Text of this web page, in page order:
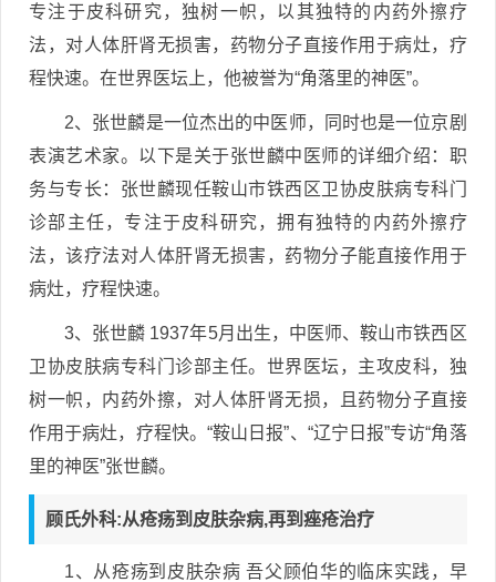
专注于皮科研究，独树一帜，以其独特的内药外擦疗
法，对人体肝肾无损害，药物分子直接作用于病灶，疗
程快速。在世界医坛上，他被誉为“角落里的神医”。
2、张世麟是一位杰出的中医师，同时也是一位京剧
表演艺术家。以下是关于张世麟中医师的详细介绍：职
务与专长：张世麟现任鞍山市铁西区卫协皮肤病专科门
诊部主任，专注于皮科研究，拥有独特的内药外擦疗
法，该疗法对人体肝肾无损害，药物分子能直接作用于
病灶，疗程快速。
3、张世麟 1937年5月出生，中医师、鞍山市铁西区
卫协皮肤病专科门诊部主任。世界医坛，主攻皮科，独
树一帜，内药外擦，对人体肝肾无损，且药物分子直接
作用于病灶，疗程快。“鞍山日报”、“辽宁日报”专访“角落
里的神医”张世麟。
顾氏外科:从疮疡到皮肤杂病,再到痤疮治疗
1、从疮疡到皮肤杂病 吾父顾伯华的临床实践，早